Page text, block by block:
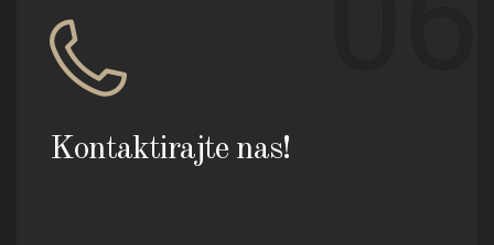
Kontaktirajte nas!